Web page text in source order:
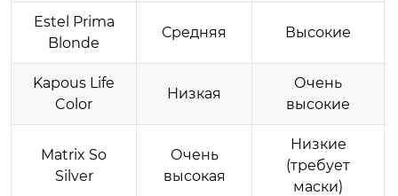
Estel Prima
Blonde
Средняя Высокие
Kapous Life
Color
Низкая
Очень
высокие
Matrix So
Silver
Очень
высокая
Низкие
(требует
маски)